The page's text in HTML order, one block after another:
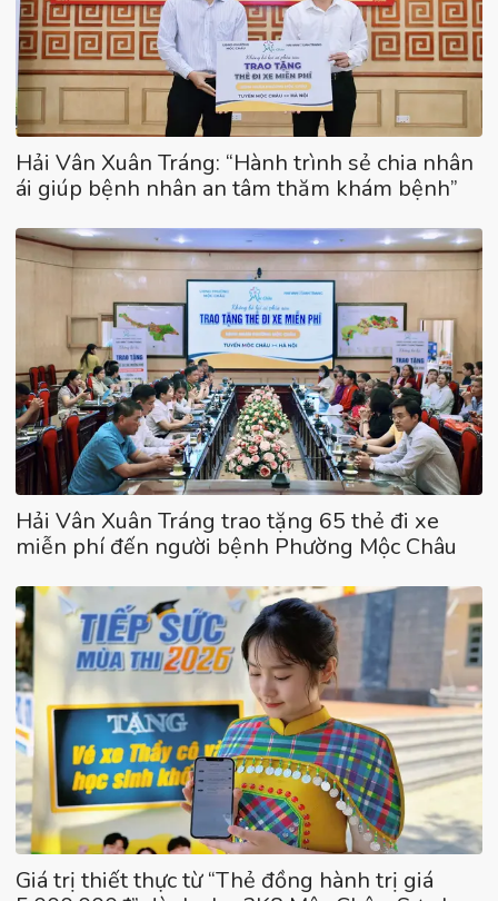
Hải Vân Xuân Tráng: “Hành trình sẻ chia nhân
ái giúp bệnh nhân an tâm thăm khám bệnh”
Hải Vân Xuân Tráng trao tặng 65 thẻ đi xe
miễn phí đến người bệnh Phường Mộc Châu
Giá trị thiết thực từ “Thẻ đồng hành trị giá